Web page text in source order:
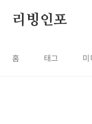
리빙인포
홈 태그 미